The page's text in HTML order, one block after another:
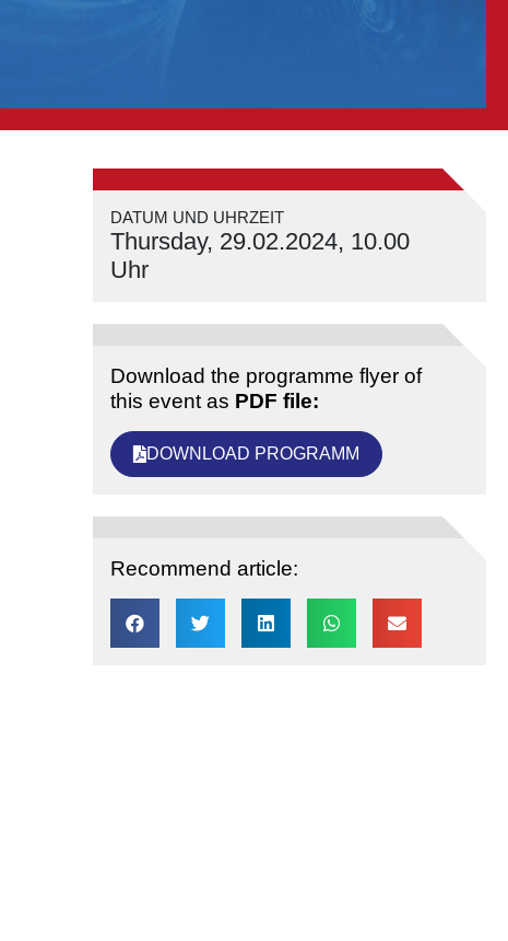
DATUM UND UHRZEIT
Thursday, 29.02.2024, 10.00
Uhr
Download the programme flyer of
this event as PDF file:
DOWNLOAD PROGRAMM
Recommend article: